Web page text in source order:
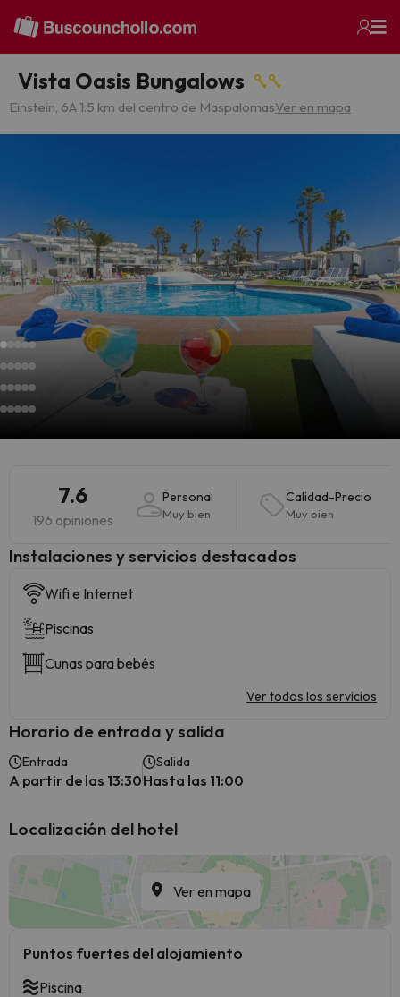
Vista Oasis Bungalows
Einstein, 6A 1.5 km del centro de MaspalomasVer en mapa
7.6
196 opiniones
Personal
Muy bien
Calidad-Precio
Muy bien
Instalaciones y servicios destacados
Wifi e Internet
Piscinas
Cunas para bebés
Ver todos los servicios
Horario de entrada y salida
Entrada
A partir de las 13:30
Salida
Hasta las 11:00
Localización del hotel
Ver en mapa
Puntos fuertes del alojamiento
Piscina